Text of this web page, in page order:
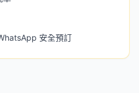
安全預訂